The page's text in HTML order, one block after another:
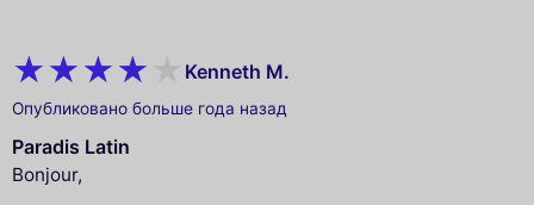
Kenneth M.
Опубликовано больше года назад
Paradis Latin
Bonjour,